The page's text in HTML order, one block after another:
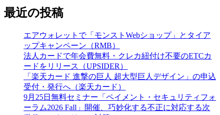
最近の投稿
エアウォレットで「モンストWebショップ」とタイア
ップキャンペーン（RMB）
法人カードで年会費無料・クレカ紐付け不要のETCカ
ードをリリース（UPSIDER）
「楽天カード 進撃の巨人 超大型巨人デザイン」の申込
受付・発行へ（楽天カード）
9月25日無料セミナー「ペイメント・セキュリティフォ
ーラム2026 Fall」開催、巧妙化する不正に対応する次